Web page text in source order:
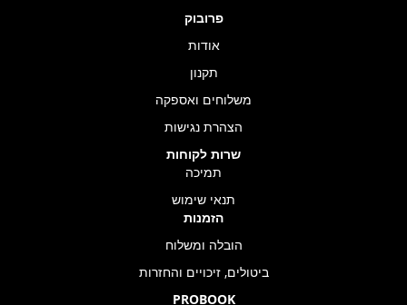
פרובוק
אודות
תקנון
משלוחים ואספקה
הצהרת נגישות
שרות לקוחות
תמיכה
תנאי שימוש
הזמנות
הובלה ומשלוח
ביטולים, זיכויים והחזרות
PROBOOK